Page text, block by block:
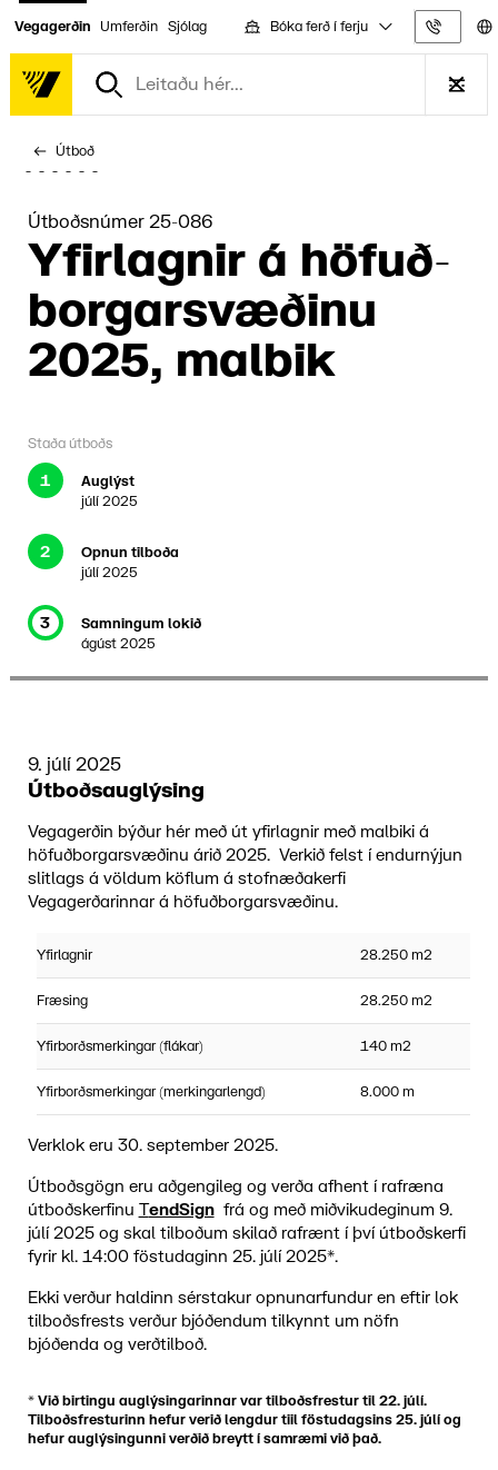
Vegagerðin Umferðin Sjólag Bóka ferð í ferju
Útboð
Útboðsnúmer 25-086
Yfir­lagn­ir á höfuð­
borgar­svæð­inu
2025, malbik
Staða útboðs
1
Auglýst
júlí 2025
2
Opnun tilboða
júlí 2025
3
Samningum lokið
ágúst 2025
9. júlí 2025
Útboðsauglýsing
Vegagerðin býður hér með út yfirlagnir með malbiki á
höfuðborgarsvæðinu árið 2025. Verkið felst í endurnýjun
slitlags á völdum köflum á stofnæðakerfi
Vegagerðarinnar á höfuðborgarsvæðinu.
Yfirlagnir 28.250 m2
Fræsing 28.250 m2
Yfirborðsmerkingar (flákar) 140 m2
Yfirborðsmerkingar (merkingarlengd) 8.000 m
Verklok eru 30. september 2025.
Útboðsgögn eru aðgengileg og verða afhent í rafræna
útboðskerfinu TendSignfrá og með miðvikudeginum 9.
júlí 2025 og skal tilboðum skilað rafrænt í því útboðskerfi
fyrir kl. 14:00 föstudaginn 25. júlí 2025*.
Ekki verður haldinn sérstakur opnunarfundur en eftir lok
tilboðsfrests verður bjóðendum tilkynnt um nöfn
bjóðenda og verðtilboð.
* Við birtingu auglýsingarinnar var tilboðsfrestur til 22. júlí.
Tilboðsfresturinn hefur verið lengdur tiil föstudagsins 25. júlí og
hefur auglýsingunni verðið breytt í samræmi við það.